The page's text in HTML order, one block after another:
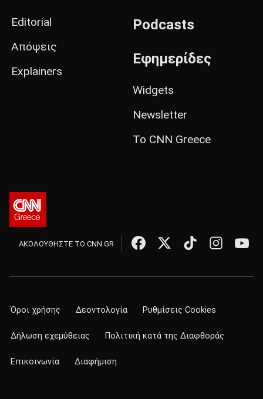
Editorial
Απόψεις
Explainers
Podcasts
Εφημερίδες
Widgets
Newsletter
Το CNN Greece
ΑΚΟΛΟΥΘΗΣΤΕ ΤΟ CNN.GR
Όροι χρήσης Δεοντολογία Ρυθμίσεις Cookies
Δήλωση εχεμύθειας Πολιτική κατά της Διαφθοράς
Επικοινωνία Διαφήμιση